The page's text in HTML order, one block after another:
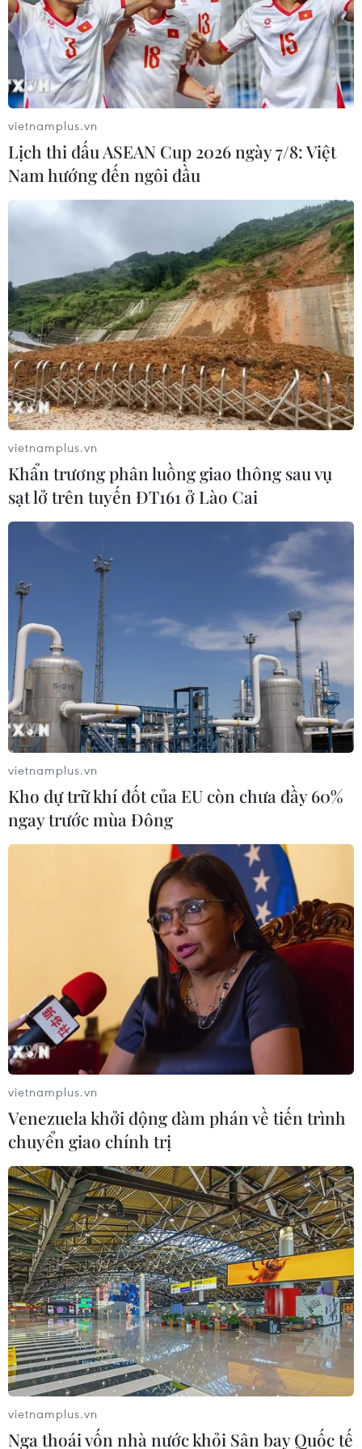
Tuyến đường sắt đô thị Hà Nội, đoạn Yên
Viên-Ngọc Hồi có dài 28 km là tuyến ưu tiên
số 1 đã được Thủ tướng Chính phủ phê duyệt
trong quy hoạch phát triển giao thông vận tải
thủ đô Hà Nội đến năm 2020.
Dự án được chia ra làm hai giai đoạn, trong
đó giai đoạn 1, xây dựng mới đoạn Giáp Bát-
Gia Lâm có tổng chiều dài 15,36km, với tổng
vốn đầu tư khoảng 19.460 tỉ đồng, trong đó
vốn vay ODA hơn 13.970 tỉ đồng, còn lại là
vốn đối ứng.
(Vietnam+)
#Đường sắt đô thị
#Yên Viên-Ngọc Hồi
#Tốc độ chạy tàu
#Tim đường
#Khổ giới hạn
#Đường ray
#Ban Quản lý dự án đường sắt
#Thiết kế
#Nhà ga
#Tư vấn thiết kế
#JICA
#Bộ Giao thông Vận tải
#Tốc độ tối đa TP. Hà Nội
Theo dõi VietnamPlus
Trình 3 phương án xây mới, bảo tồn cầu
Long Biên
14/02/2014 11:07
Bộ Giao thông Vận tải vừa đưa ra 3 phương án xây
mới, bảo tồn cầu Long Biên do tuyến đường sắt đô thị
trùng hướng tuyến đường sắt hiện có.
vietnamplus.vn
Lịch thi đấu ASEAN Cup 2026 ngày 7/8: Việt
Nam hướng đến ngôi đầu
vietnamplus.vn
Khẩn trương phân luồng giao thông sau vụ
sạt lở trên tuyến ĐT161 ở Lào Cai
vietnamplus.vn
Kho dự trữ khí đốt của EU còn chưa đầy 60%
ngay trước mùa Đông
vietnamplus.vn
Venezuela khởi động đàm phán về tiến trình
chuyển giao chính trị
vietnamplus.vn
Nga thoái vốn nhà nước khỏi Sân bay Quốc tế